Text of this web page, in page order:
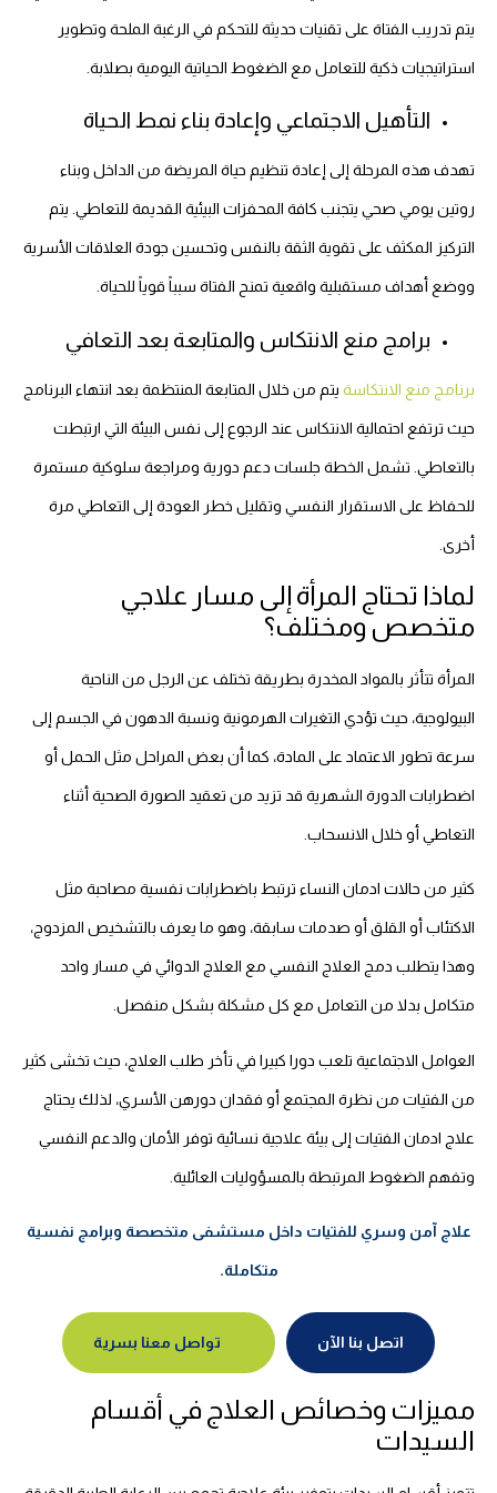
يتم تدريب الفتاة على تقنيات حديثة للتحكم في الرغبة الملحة وتطوير
استراتيجيات ذكية للتعامل مع الضغوط الحياتية اليومية بصلابة.
التأهيل الاجتماعي وإعادة بناء نمط الحياة
تهدف هذه المرحلة إلى إعادة تنظيم حياة المريضة من الداخل وبناء
روتين يومي صحي يتجنب كافة المحفزات البيئية القديمة للتعاطي. يتم
التركيز المكثف على تقوية الثقة بالنفس وتحسين جودة العلاقات الأسرية
ووضع أهداف مستقبلية واقعية تمنح الفتاة سبباً قوياً للحياة.
برامج منع الانتكاس والمتابعة بعد التعافي
برنامج منع الانتكاسة يتم من خلال المتابعة المنتظمة بعد انتهاء البرنامج
حيث ترتفع احتمالية الانتكاس عند الرجوع إلى نفس البيئة التي ارتبطت
بالتعاطي. تشمل الخطة جلسات دعم دورية ومراجعة سلوكية مستمرة
للحفاظ على الاستقرار النفسي وتقليل خطر العودة إلى التعاطي مرة
أخرى.
لماذا تحتاج المرأة إلى مسار علاجي
متخصص ومختلف؟
المرأة تتأثر بالمواد المخدرة بطريقة تختلف عن الرجل من الناحية
البيولوجية، حيث تؤدي التغيرات الهرمونية ونسبة الدهون في الجسم إلى
سرعة تطور الاعتماد على المادة، كما أن بعض المراحل مثل الحمل أو
اضطرابات الدورة الشهرية قد تزيد من تعقيد الصورة الصحية أثناء
التعاطي أو خلال الانسحاب.
كثير من حالات ادمان النساء ترتبط باضطرابات نفسية مصاحبة مثل
الاكتئاب أو القلق أو صدمات سابقة، وهو ما يعرف بالتشخيص المزدوج،
وهذا يتطلب دمج العلاج النفسي مع العلاج الدوائي في مسار واحد
متكامل بدلا من التعامل مع كل مشكلة بشكل منفصل.
العوامل الاجتماعية تلعب دورا كبيرا في تأخر طلب العلاج، حيث تخشى كثير
من الفتيات من نظرة المجتمع أو فقدان دورهن الأسري، لذلك يحتاج
علاج ادمان الفتيات إلى بيئة علاجية نسائية توفر الأمان والدعم النفسي
وتفهم الضغوط المرتبطة بالمسؤوليات العائلية.
علاج آمن وسري للفتيات داخل مستشفى متخصصة وبرامج نفسية
متكاملة.
اتصل بنا الآن تواصل معنا بسرية
مميزات وخصائص العلاج في أقسام
السيدات